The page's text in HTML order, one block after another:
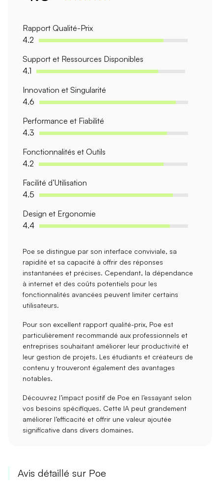
Rapport Qualité-Prix
4.2
Support et Ressources Disponibles
4.1
Innovation et Singularité
4.6
Performance et Fiabilité
4.3
Fonctionnalités et Outils
4.2
Facilité d’Utilisation
4.5
Design et Ergonomie
4.4
Poe se distingue par son interface conviviale, sa
rapidité et sa capacité à offrir des réponses
instantanées et précises. Cependant, la dépendance
à internet et des coûts potentiels pour les
fonctionnalités avancées peuvent limiter certains
utilisateurs.
Pour son excellent rapport qualité-prix, Poe est
particulièrement recommandé aux professionnels et
entreprises souhaitant améliorer leur productivité et
leur gestion de projets. Les étudiants et créateurs de
contenu y trouveront également des avantages
notables.
Découvrez l’impact positif de Poe en l’essayant selon
vos besoins spécifiques. Cette IA peut grandement
améliorer l’efficacité et offrir unevaleur ajoutée
significative dans divers domaines.
Avis détaillé sur Poe